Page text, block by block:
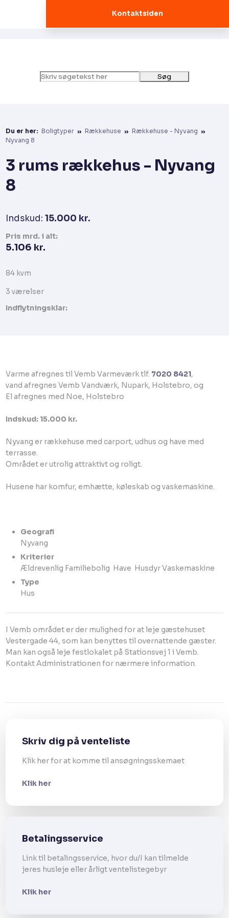
Kontaktsiden
Du er her: Boligtyper » Rækkehuse » Rækkehuse - Nyvang »
Nyvang 8
3 rums rækkehus - Nyvang
8
Indskud: 15.000 kr.
Pris​ mrd. i alt:
5.106 kr.​
84 kvm​​​
​3 værelser​
Indflytningsklar:
​Varme afregnes til Vemb Varmeværk tlf. 7020 8421,
vand afregnes Vemb Vandværk, Nupark, Holstebro, og
El afregnes med Noe, Holstebro
Indskud: 15.000 kr.
Nyvang er rækkehuse med carport, udhus og have med
terrasse.
Området er utrolig attraktivt og roligt.
Husene har komfur, emhætte, køleskab og vaskemaskine.
Geografi
​Nyvang
Kriterier
Ældrevenlig Familiebolig ​ Have ​ Husdyr​ Vaskemaskine
Type
​Hus
I Vemb området er der mulighed for at leje gæstehuset
Vestergade 44, som kan benyttes til overnattende gæster.
Man kan også leje festlokalet på Stationsvej 1 i Vemb.
Kontakt Administrationen for nærmere information.
Skriv dig på venteliste
Klik her for at komme til ansøgningsskemaet
Klik her
Betalingsservice
Link til betalingsservice, hvor du/I kan tilmelde
jeres husleje eller årligt ventelistegebyr​
Klik her